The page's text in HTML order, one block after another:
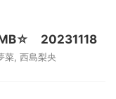
20231118
菜 西島梨央